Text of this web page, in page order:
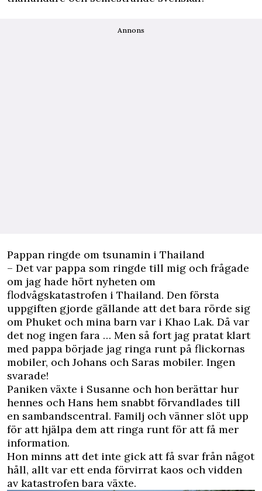
Annons
Pappan ringde om tsunamin i Thailand
– Det var pappa som ringde till mig och frågade
om jag hade hört nyheten om
flodvågskatastrofen i Thailand. Den första
uppgiften gjorde gällande att det bara rörde sig
om Phuket och mina barn var i Khao Lak. Då var
det nog ingen fara … Men så fort jag pratat klart
med pappa började jag ringa runt på flickornas
mobiler, och Johans och Saras mobiler. Ingen
svarade!
Paniken växte i Susanne och hon berättar hur
hennes och Hans hem snabbt förvandlades till
en sambandscentral. Familj och vänner slöt upp
för att hjälpa dem att ringa runt för att få mer
information.
Hon minns att det inte gick att få svar från något
håll, allt var ett enda förvirrat kaos och vidden
av katastrofen bara växte.